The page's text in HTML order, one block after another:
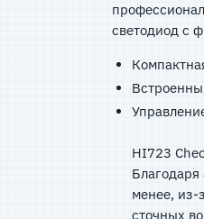
светодиод с
HI723
менее, из-
сточных